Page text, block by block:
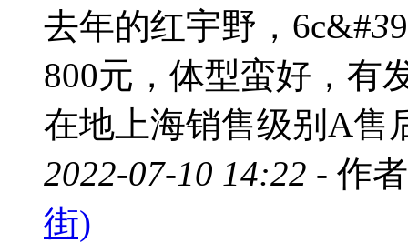
去年的红宇野，6c&#3
800元，体型蛮好，有
在地上海销售级别A售
2022-07-10 14:22 - 作
街)